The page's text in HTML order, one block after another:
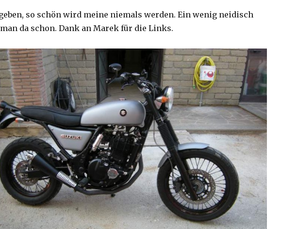
so schön wird meine niemals werden. Ein wenig neidisch
da schon. Dank an Marek für die Links.